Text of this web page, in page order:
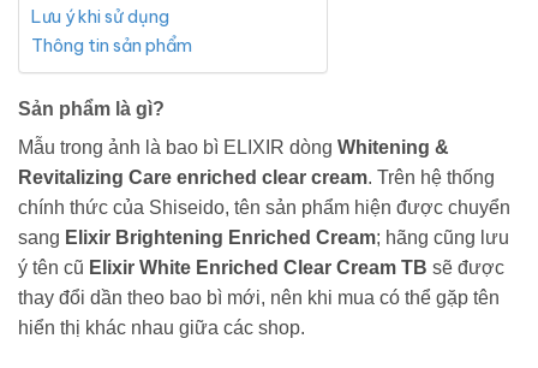
Lưu ý khi sử dụng
Thông tin sản phẩm
Sản phẩm là gì?
Mẫu trong ảnh là bao bì ELIXIR dòng Whitening &
Revitalizing Care enriched clear cream. Trên hệ thống
chính thức của Shiseido, tên sản phẩm hiện được chuyển
sang Elixir Brightening Enriched Cream; hãng cũng lưu
ý tên cũ Elixir White Enriched Clear Cream TB sẽ được
thay đổi dần theo bao bì mới, nên khi mua có thể gặp tên
hiển thị khác nhau giữa các shop.